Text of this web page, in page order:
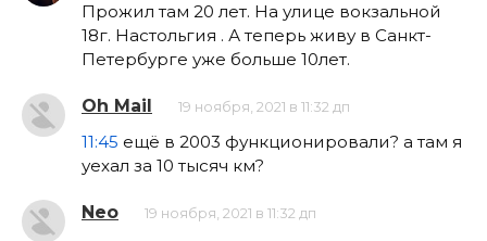
Прожил там 20 лет. На улице вокзальной
18г. Настольгия . А теперь живу в Санкт-
Петербурге уже больше 10лет.
Oh Mail 19 ноября, 2021 в 11:32 дп
11:45 ещё в 2003 функционировали? а там я
уехал за 10 тысяч км?
Neo 19 ноября, 2021 в 11:32 дп